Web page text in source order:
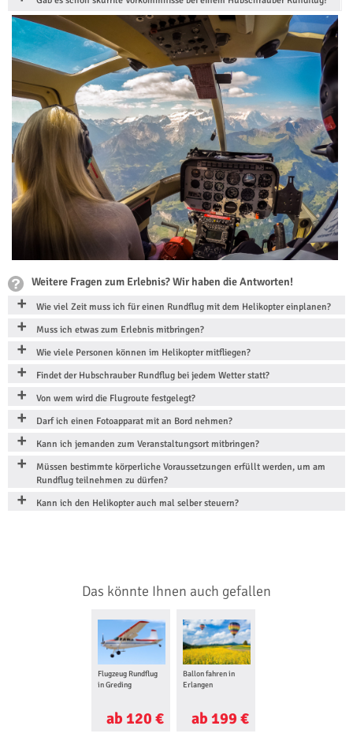
Weitere Fragen zum Erlebnis? Wir haben die Antworten!
Wie viel Zeit muss ich für einen Rundflug mit dem Helikopter einplanen?
Muss ich etwas zum Erlebnis mitbringen?
Wie viele Personen können im Helikopter mitfliegen?
Findet der Hubschrauber Rundflug bei jedem Wetter statt?
Von wem wird die Flugroute festgelegt?
Darf ich einen Fotoapparat mit an Bord nehmen?
Kann ich jemanden zum Veranstaltungsort mitbringen?
Müssen bestimmte körperliche Voraussetzungen erfüllt werden, um am
Rundflug teilnehmen zu dürfen?
Kann ich den Helikopter auch mal selber steuern?
Das könnte Ihnen auch gefallen
Flugzeug Rundflug
in Greding
ab 120 €
Ballon fahren in
Erlangen
ab 199 €